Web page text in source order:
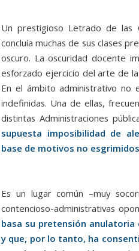
Un prestigioso Letrado de las
concluía muchas de sus clases
oscuro. La oscuridad docente
esforzado ejercicio del arte de
En el ámbito administrativo no
indefinidas. Una de ellas,
distintas Administraciones
supuesta imposibilidad de
base de motivos no
Es un lugar común –muy
contencioso-administrativas
basa su pretensión
y que, por lo tanto, ha